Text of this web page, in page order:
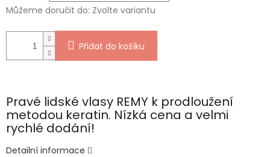
Můžeme doručit do: Zvolte variantu
Přidat do košíku
Pravé lidské vlasy REMY k prodloužení
metodou keratin. Nízká cena a velmi
rychlé dodání!
Detailní informace